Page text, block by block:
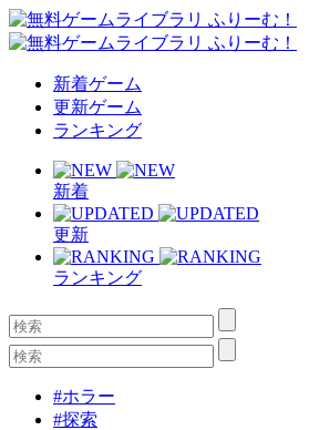
新着ゲーム
更新ゲーム
ランキング
新着
更新
ランキング
#ホラー
#探索